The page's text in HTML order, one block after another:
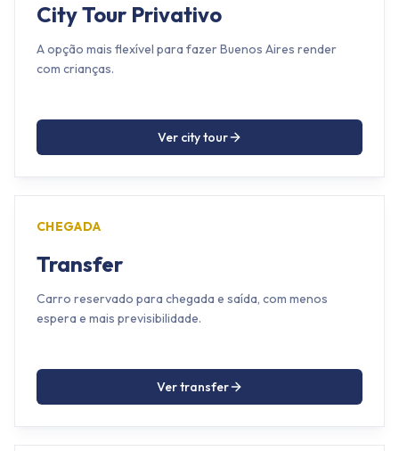
City Tour Privativo
A opção mais flexível para fazer Buenos Aires render
com crianças.
Ver city tour
CHEGADA
Transfer
Carro reservado para chegada e saída, com menos
espera e mais previsibilidade.
Ver transfer